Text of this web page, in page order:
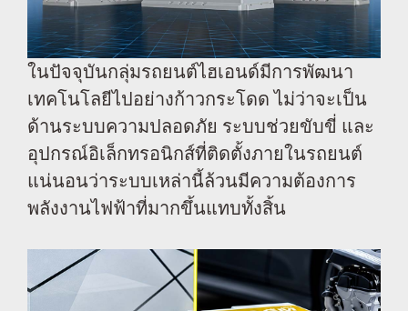
ในปัจจุบันกลุ่มรถยนต์ไฮเอนด์มีการพัฒนา
เทคโนโลยีไปอย่างก้าวกระโดด ไม่ว่าจะเป็น
ด้านระบบความปลอดภัย ระบบช่วยขับขี่ และ
อุปกรณ์อิเล็กทรอนิกส์ที่ติดตั้งภายในรถยนต์
แน่นอนว่าระบบเหล่านี้ล้วนมีความต้องการ
พลังงานไฟฟ้าที่มากขึ้นแทบทั้งสิ้น